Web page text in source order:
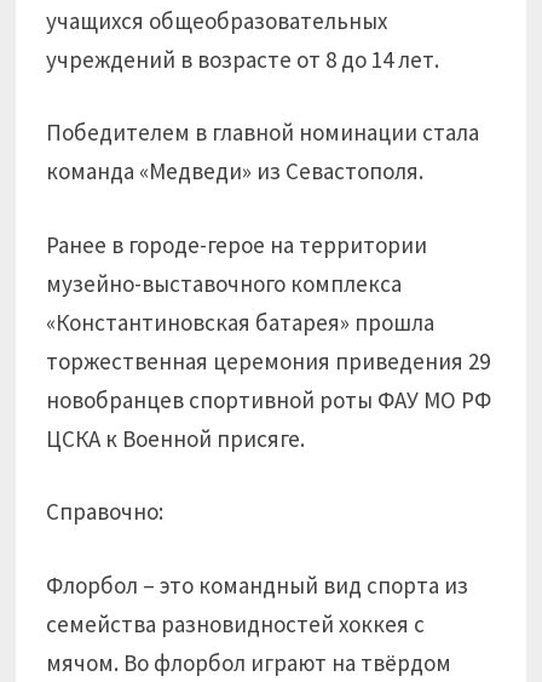
учащихся общеобразовательных
учреждений в возрасте от 8 до 14 лет.
Победителем в главной номинации стала
команда «Медведи» из Севастополя.
Ранее в городе-герое на территории
музейно-выставочного комплекса
«Константиновская батарея» прошла
торжественная церемония приведения 29
новобранцев спортивной роты ФАУ МО РФ
ЦСКА к Военной присяге.
Справочно:
Флорбол – это командный вид спорта из
семейства разновидностей хоккея с
мячом. Во флорбол играют на твёрдом